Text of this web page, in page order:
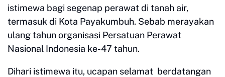
istimewa bagi segenap perawat di tanah air,
termasuk di Kota Payakumbuh. Sebab merayakan
ulang tahun organisasi Persatuan Perawat
Nasional Indonesia ke-47 tahun.
Dihari istimewa itu, ucapan selamat berdatangan